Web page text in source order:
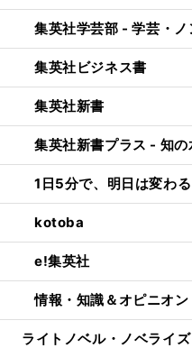
集英社学芸部 - 学芸・
集英社ビジネス書
集英社新書
集英社新書プラス - 知の
1日5分で、明日は変わ
kotoba
e!集英社
情報・知識＆オピニオ
ライトノベル・ノベライズ